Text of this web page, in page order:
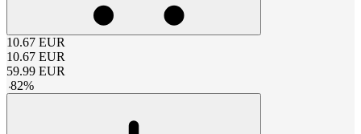
10.67 EUR
10.67 EUR
59.99 EUR
-82%